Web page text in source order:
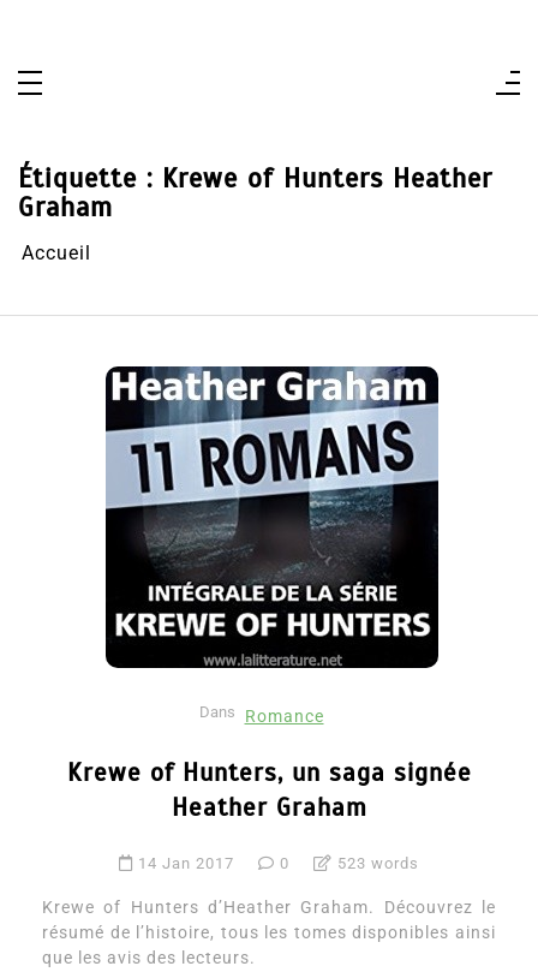
Étiquette : Krewe of Hunters Heather
Graham
Accueil
Dans Romance
Krewe of Hunters, un saga signée
Heather Graham
14 Jan 2017 0 523 words
Krewe of Hunters d’Heather Graham. Découvrez le
résumé de l’histoire, tous les tomes disponibles ainsi
que les avis des lecteurs.